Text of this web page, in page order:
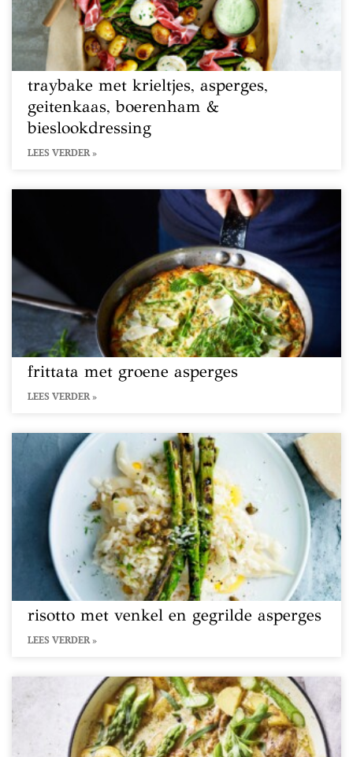
traybake met krieltjes, asperges,
geitenkaas, boerenham &
bieslookdressing
LEES VERDER »
frittata met groene asperges
LEES VERDER »
risotto met venkel en gegrilde asperges
LEES VERDER »